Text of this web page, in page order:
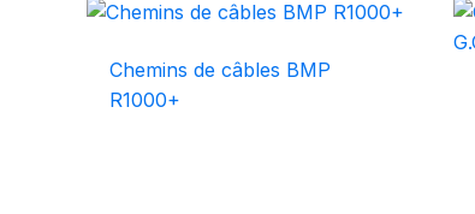
Chemins de câbles BMP
R1000+